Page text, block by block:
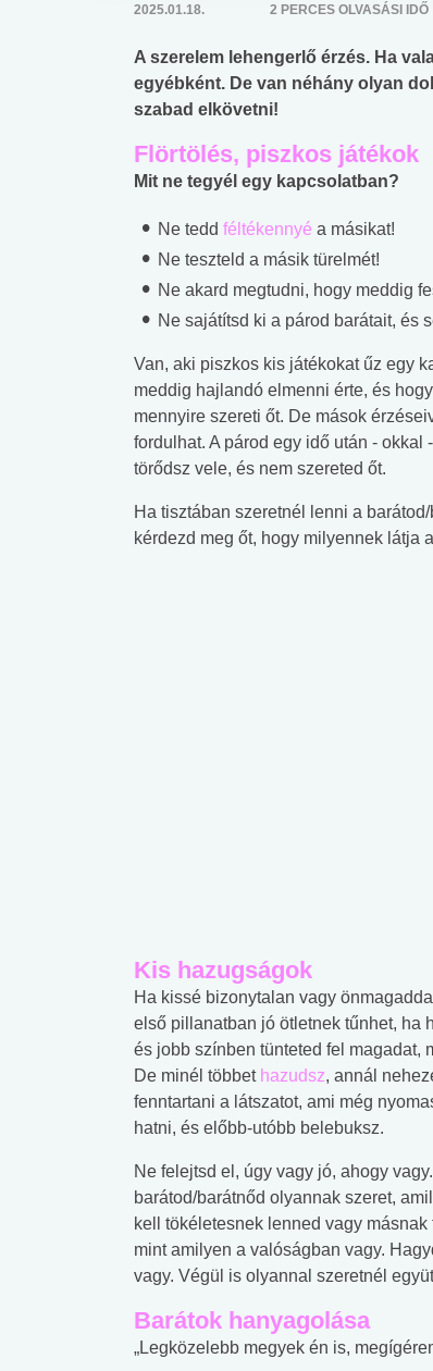
2025.01.18. 2 PERCES OLVASÁSI IDŐ
A szerelem lehengerlő érzés. Ha
egyébként. De van néhány olyan
szabad elkövetni!
Flörtölés, piszkos játékok
Mit ne tegyél egy kapcsolatban?
Ne tedd féltékennyé a másikat!
Ne teszteld a másik türelmét!
Ne akard megtudni, hogy meddig
Ne sajátítsd ki a párod barátait, és
Van, aki piszkos kis játékokat űz egy
meddig hajlandó elmenni érte, és
mennyire szereti őt. De mások
fordulhat. A párod egy idő után -
törődsz vele, és nem szereted őt.
Ha tisztában szeretnél lenni a
kérdezd meg őt, hogy milyennek látja
Kis hazugságok
Ha kissé bizonytalan vagy
első pillanatban jó ötletnek tűnhet, ha
és jobb színben tünteted fel magadat,
De minél többet hazudsz, annál
fenntartani a látszatot, ami még
hatni, és előbb-utóbb belebuksz.
Ne felejtsd el, úgy vagy jó, ahogy
barátod/barátnőd olyannak szeret,
kell tökéletesnek lenned vagy másnak
mint amilyen a valóságban vagy.
vagy. Végül is olyannal szeretnél
Barátok hanyagolása
„Legközelebb megyek én is,